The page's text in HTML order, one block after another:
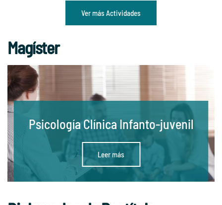
Ver más Actividades
Magíster
Psicología Clínica Infanto-juvenil
Leer más